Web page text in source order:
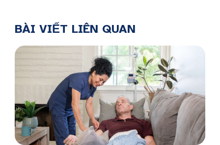
BÀI VIẾT LIÊN QUAN